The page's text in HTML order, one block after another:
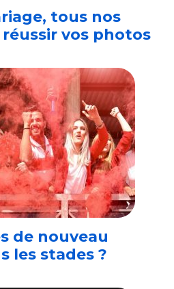
tous nos
vos photos
de nouveau
les stades ?